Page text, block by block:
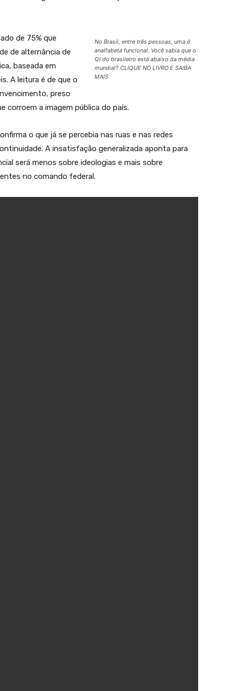
No Brasil, entre três pessoas, uma é
analfabeta funcional. Você sabia que o
QI do brasileiro está abaixo da média
mundial? CLIQUE NO LIVRO E SAIBA
MAIS
de 75% que
de alternância de
baseada em
A leitura é de que o
preso
corroem a imagem pública do país.
o que já se percebia nas ruas e nas redes
A insatisfação generalizada aponta para
será menos sobre ideologias e mais sobre
no comando federal.